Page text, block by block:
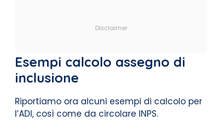
Disclaimer
Esempi calcolo assegno di
inclusione
Riportiamo ora alcuni esempi di calcolo per
l’ADI, così come da circolare INPS.